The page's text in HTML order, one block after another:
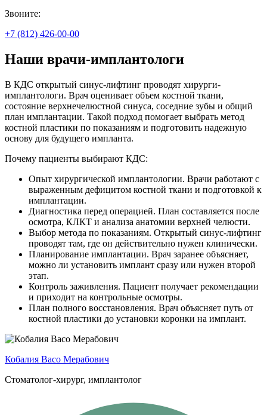
Звоните:
+7 (812) 426-00-00
Наши врачи-имплантологи
В КДС открытый синус-лифтинг проводят хирурги-
имплантологи. Врач оценивает объем костной ткани,
состояние верхнечелюстной синуса, соседние зубы и общий
план имплантации. Такой подход помогает выбрать метод
костной пластики по показаниям и подготовить надежную
основу для будущего импланта.
Почему пациенты выбирают КДС:
Опыт хирургической имплантологии. Врачи работают с
выраженным дефицитом костной ткани и подготовкой к
имплантации.
Диагностика перед операцией. План составляется после
осмотра, КЛКТ и анализа анатомии верхней челюсти.
Выбор метода по показаниям. Открытый синус-лифтинг
проводят там, где он действительно нужен клинически.
Планирование имплантации. Врач заранее объясняет,
можно ли установить имплант сразу или нужен второй
этап.
Контроль заживления. Пациент получает рекомендации
и приходит на контрольные осмотры.
План полного восстановления. Врач объясняет путь от
костной пластики до установки коронки на имплант.
Кобалия Васо Мерабович
Стоматолог-хирург, имплантолог